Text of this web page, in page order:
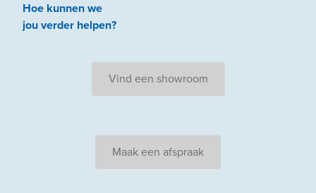
Hoe kunnen we
jouverder helpen?
Vind een showroom
Maak een afspraak